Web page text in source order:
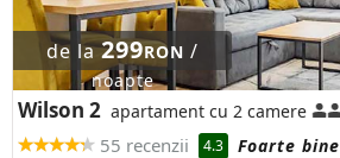
de la299RON /
noapte
Wilson 2 apartament cu 2 camere
55 recenzii 4.3
Foarte bine